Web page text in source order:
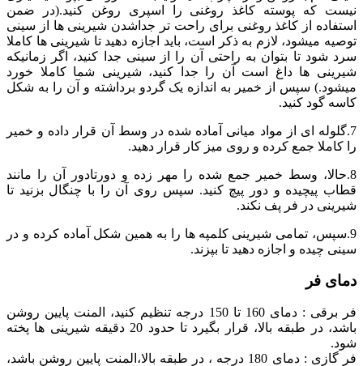
نیست که پوسته کاغذ روغنی را اسپری روغن کنید.(در ضمن
استفاده از کاغذ روغنی برای راحت تر جداشدن شیرینی ها از سینی
توصیه میشود، لازم به ذکر است، باید اجازه دهید تا شیرینی ها کاملا
سرد شود تا بتوان به راحتی آن را از سینی جدا کنید، اگر زمانیکه
شیرینی ها داغ است آن را جدا کنید، شیرینی شما کاملا خورد
میشود.) سپس از خمیر به اندازه یک گردو برداشته و آن را به شکل
کاسه گود کنید.
7.گلوله ای از مواد میانی آماده شده در وسط آن قرار داده و خمیر
را کاملا جمع کرده و روی میز کار قرار دهید.
8.حالا، وسط خمیر جمع شده را مهر زده و دورتادور آن را مانند
قطاب پیچیده و دور پیچ کنید. سپس روی آن را با چنگال بزنید تا
شیرینی در فر پف نکند.
9.سپس، تمامی شیرینی کلمپه‌ ها را به همین شکل آماده کرده و در
سینی چیده و اجازه دهید تا بپزند.
دمای فر
فر برقی : دمای 160 تا 150 درجه تنظیم کنید، المنت پایین روشن
باشد، در طبقه بالا، قرار بگیرد تا حدود 20 دقیقه شیرینی ها پخته
شود.
فر گازی : دمای 180 درجه ، در طبقه بالا،المنت پایین روشن باشد،